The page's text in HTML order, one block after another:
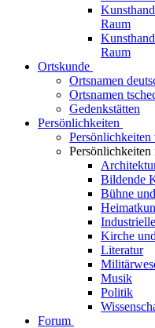
Raum
Raum
Ortskunde
Ortsnamen
Ortsnamen
Gedenkstätten
Persönlichkeiten
Persönlichkeiten
Bildende
Bühne
Industrielle
Kirche
Literatur
Musik
Politik
Forum